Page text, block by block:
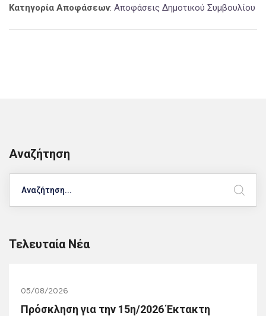
Κατηγορία Αποφάσεων: Αποφάσεις Δημοτικού Συμβουλίου
Αναζήτηση
Τελευταία Νέα
05/08/2026
Πρόσκληση για την 15η/2026 Έκτακτη